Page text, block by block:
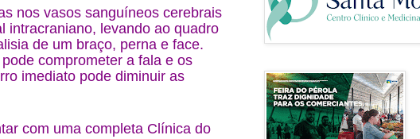
nos vasos sanguíneos cerebrais
intracraniano, levando ao quadro
de um braço, perna e face.
comprometer a fala e os
imediato pode diminuir as
com uma completa Clínica do